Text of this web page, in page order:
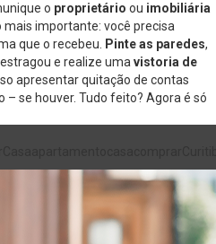
o proprietário ou imobiliária
mais importante: você precisa
que o recebeu.
Pinte as paredes,
e realize uma vistoria de
apresentar quitação de contas
– se houver. Tudo feito? Agora é só